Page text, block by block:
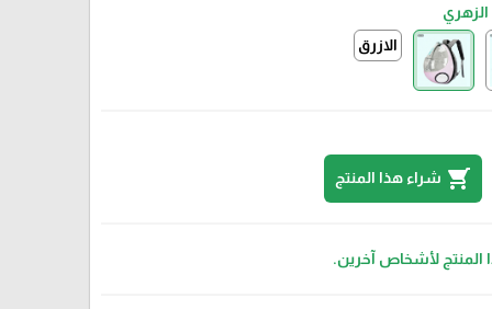
الزهري
الازرق
shopping_cart شراء هذا المنتج
المنتج لأشخاص آخرين.